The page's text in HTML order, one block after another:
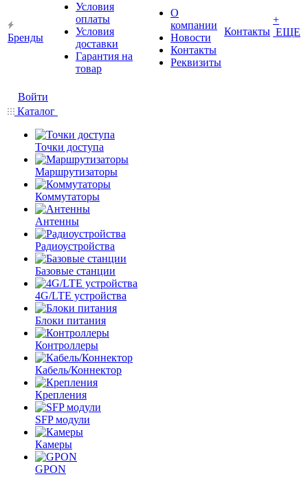
Бренды
Условия
оплаты
Условия
доставки
Гарантия на
товар
О
компании
Новости
Контакты
Реквизиты
Контакты
+
ЕЩЕ
Войти
Каталог
Точки доступа
Маршрутизаторы
Коммутаторы
Антенны
Радиоустройства
Базовые станции
4G/LTE устройства
Блоки питания
Контроллеры
Кабель/Коннектор
Крепления
SFP модули
Камеры
GPON